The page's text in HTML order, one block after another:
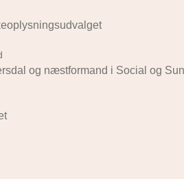
og næstformand i Social og